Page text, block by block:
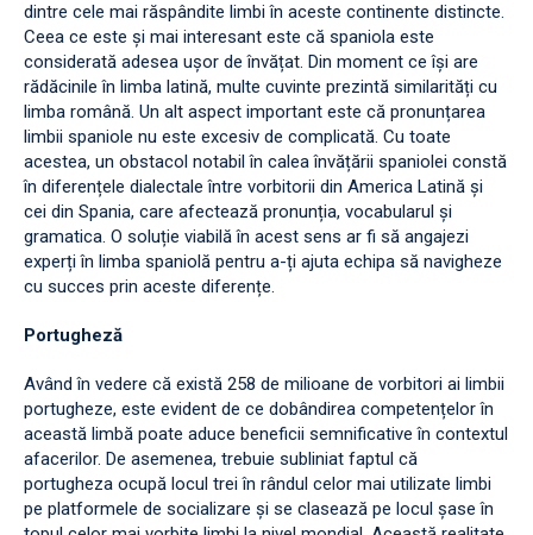
dintre cele mai răspândite limbi în aceste continente distincte.
Ceea ce este și mai interesant este că spaniola este
considerată adesea ușor de învățat. Din moment ce își are
rădăcinile în limba latină, multe cuvinte prezintă similarități cu
limba română. Un alt aspect important este că pronunțarea
limbii spaniole nu este excesiv de complicată. Cu toate
acestea, un obstacol notabil în calea învățării spaniolei constă
în diferențele dialectale între vorbitorii din America Latină și
cei din Spania, care afectează pronunția, vocabularul și
gramatica. O soluție viabilă în acest sens ar fi să angajezi
experți în limba spaniolă pentru a-ți ajuta echipa să navigheze
cu succes prin aceste diferențe.
Portugheză
Având în vedere că există 258 de milioane de vorbitori ai limbii
portugheze, este evident de ce dobândirea competențelor în
această limbă poate aduce beneficii semnificative în contextul
afacerilor. De asemenea, trebuie subliniat faptul că
portugheza ocupă locul trei în rândul celor mai utilizate limbi
pe platformele de socializare și se clasează pe locul șase în